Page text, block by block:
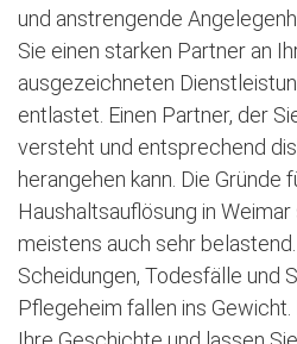
und anstrengende
Sie einen starken Partner an
ausgezeichneten
entlastet. Einen Partner, der
versteht und entsprechend
herangehen kann. Die Gründe
Haushaltsauflösung in
meistens auch sehr
Scheidungen, Todesfälle und
Pflegeheim fallen ins Gewicht.